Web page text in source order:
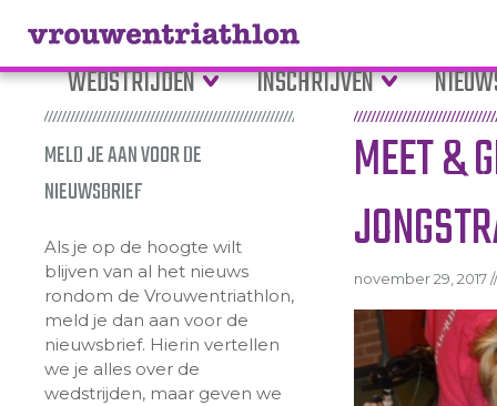
WEDSTRIJDEN INSCHRIJVEN
MELD JE AAN VOOR DE
NIEUWSBRIEF
Als je op de hoogte wilt
blijven van al het nieuws
rondom de Vrouwentriathlon,
meld je dan aan voor de
nieuwsbrief. Hierin vertellen
we je alles over de
wedstrijden, maar geven we
MEET &
november 29, 2017 //